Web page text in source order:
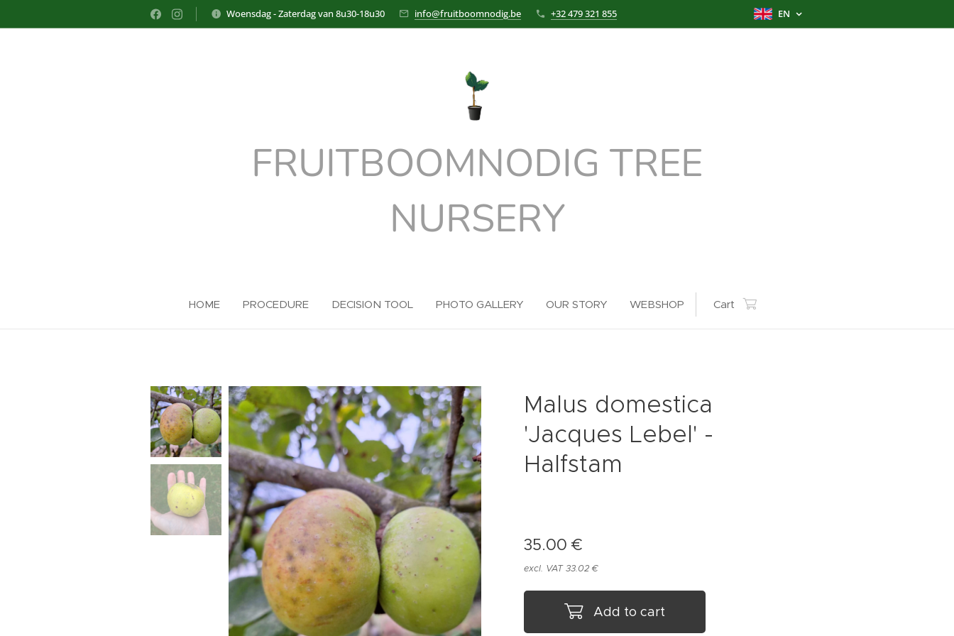
Woensdag - Zaterdag van 8u30-18u30 info@fruitboomnodig.be +32 479 321 855 EN
FRUITBOOMNODIG TREE
NURSERY
HOME PROCEDURE DECISION TOOL PHOTO GALLERY OUR STORY WEBSHOP Cart
Malus domestica
'Jacques Lebel' -
Halfstam
35.00 €
excl. VAT 33.02 €
Add to cart